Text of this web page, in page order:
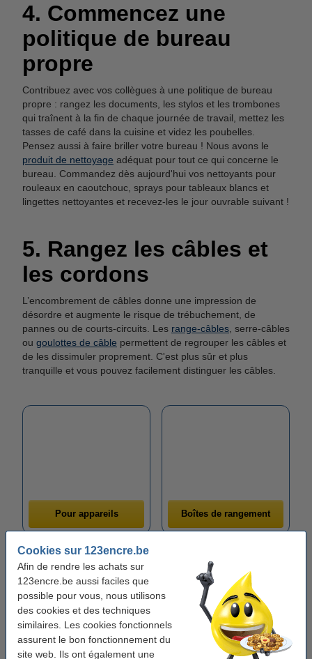
Cookies sur 123encre.be
Afin de rendre les achats sur
123encre.be aussi faciles que
possible pour vous, nous utilisons
des cookies et des techniques
similaires. Les cookies fonctionnels
assurent le bon fonctionnement du
site web. Ils ont également une
4. Commencez une
politique de bureau
propre
Contribuez avec vos collègues à une politique de bureau
propre : rangez les documents, les stylos et les trombones
qui traînent à la fin de chaque journée de travail, mettez les
tasses de café dans la cuisine et videz les poubelles.
Pensez aussi à faire briller votre bureau ! Nous avons le
produit de nettoyage adéquat pour tout ce qui concerne le
bureau. Commandez dès aujourd'hui vos nettoyants pour
rouleaux en caoutchouc, sprays pour tableaux blancs et
lingettes nettoyantes et recevez-les le jour ouvrable suivant !
5. Rangez les câbles et
les cordons
L’encombrement de câbles donne une impression de
désordre et augmente le risque de trébuchement, de
pannes ou de courts-circuits. Les range-câbles, serre-câbles
ou goulottes de câble permettent de regrouper les câbles et
de les dissimuler proprement. C'est plus sûr et plus
tranquille et vous pouvez facilement distinguer les câbles.
Pour appareils Boîtes de rangement
Range-câbles